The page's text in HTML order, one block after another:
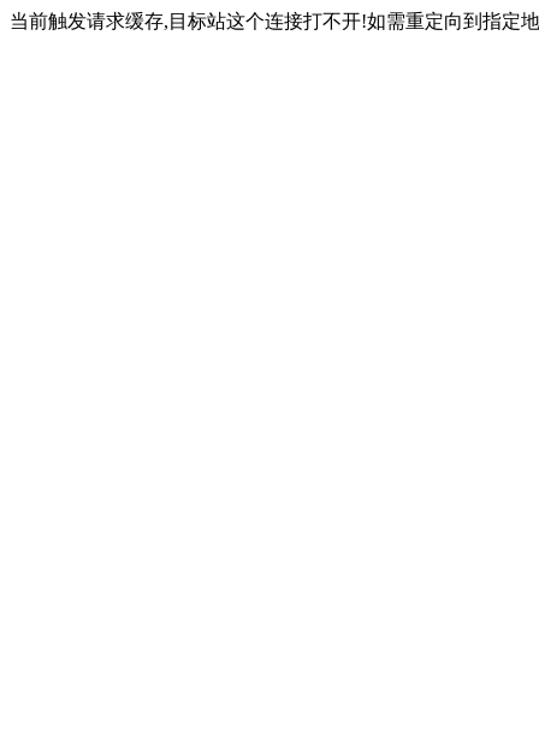
当前触发请求缓存,目标站这个连接打不开!如需重定向到指定